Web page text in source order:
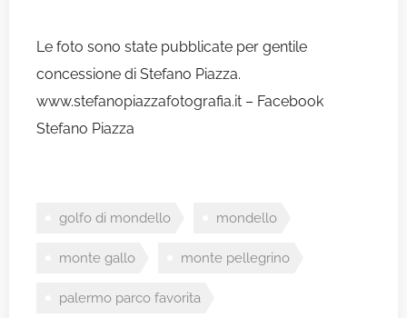
Le foto sono state pubblicate per gentile
concessione di Stefano Piazza.
www.stefanopiazzafotografia.it – Facebook
Stefano Piazza
golfo di mondello mondello
monte gallo monte pellegrino
palermo parco favorita